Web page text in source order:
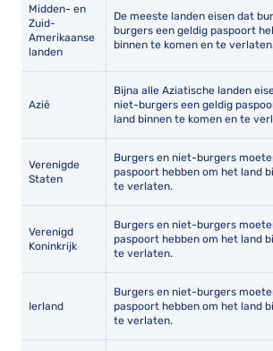
Midden- en
Zuid-
Amerikaanse
landen
De meeste landen eisen dat
burgers een geldig paspoort
binnen te komen en te
Azië
Bijna alle Aziatische landen
niet-burgers een geldig
land binnen te komen en te
Verenigde
Staten
Burgers en niet-burgers
paspoort hebben om het land
te verlaten.
Verenigd
Koninkrijk
Burgers en niet-burgers
paspoort hebben om het land
te verlaten.
Ierland
Burgers en niet-burgers
paspoort hebben om het land
te verlaten.